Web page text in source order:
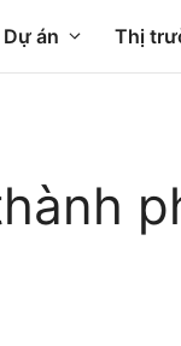
Dự án Thị